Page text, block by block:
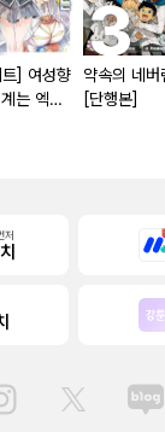
트] 여성향
는 엑스
약속의 네버
[단행본]
저